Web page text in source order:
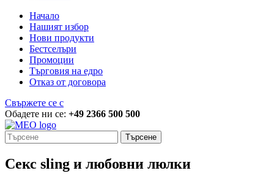
Начало
Нашият избор
Нови продукти
Бестселъри
Промоции
Търговия на едро
Отказ от договора
Свържете се с
Обадете ни се: +49 2366 500 500
Търсене
Секс sling и любовни люлки